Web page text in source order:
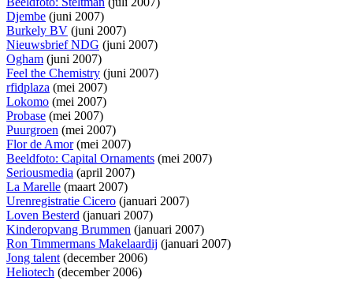
Djembe (juni 2007)
Burkely BV (juni 2007)
Nieuwsbrief NDG (juni 2007)
Ogham (juni 2007)
Feel the Chemistry (juni 2007)
rfidplaza (mei 2007)
Lokomo (mei 2007)
Probase (mei 2007)
Puurgroen (mei 2007)
Flor de Amor(mei 2007)
Beeldfoto: Capital Ornaments (mei 2007)
Seriousmedia (april 2007)
La Marelle (maart 2007)
Urenregistratie Cicero (januari 2007)
Loven Besterd (januari 2007)
Kinderopvang Brummen (januari 2007)
Ron Timmermans Makelaardij (januari 2007)
Jong talent(december 2006)
Heliotech (december 2006)